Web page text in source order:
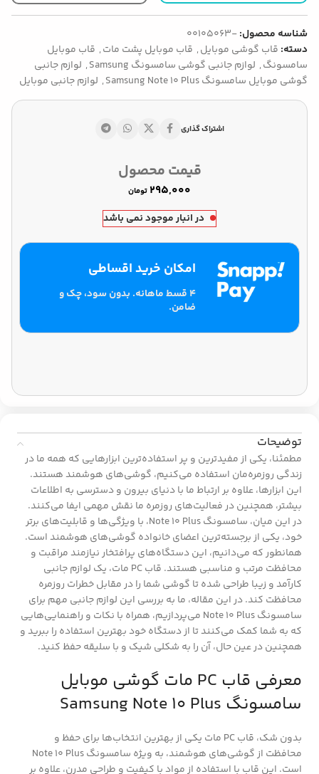
شناسه محصول:-00105063
دسته: قاب گوشی موبایل, قاب موبایل پشت مات, قاب موبایل
سامسونگ, لوازم جانبی گوشی سامسونگ Samsung , لوازم جانبی
گوشی موبایل سامسونگ Samsung Note 10 Plus
, لوازم جانبی موبایل
اشتراک گذاری
قیمت محصول
تومان
در انبار موجود نمی باشد
امکان خرید اقساطی
۴ قسط ماهانه. بدون سود، چک و
ضامن.
توضیحات
مطمئنا، یکی از مفیدترین و پر استفاده‌ترین ابزارهایی که همه ما در
زندگی روزمره‌مان استفاده می‌کنیم، گوشی‌های هوشمند هستند.
این ابزارها، علاوه بر ارتباط ما با دنیای بیرون و دسترسی به اطلاعات
بیشتر، همچنین در فعالیت‌های روزمره ما نقش مهمی ایفا می‌کنند.
در این میان، سامسونگ Note 10 Plus، با ویژگی‌ها و قابلیت‌های برتر
خود، یکی از برجسته‌ترین اعضای خانواده گوشی‌های هوشمند است.
همانطور که می‌دانیم، این دستگاه‌های پرافتخار نیازمند مراقبت و
محافظت مرتب و مناسبی هستند. قاب PC مات، یک لوازم جانبی
کارآمد و زیبا طراحی شده تا گوشی شما را در مقابل خطرات روزمره
محافظت کند. در این مقاله، ما به بررسی این لوازم جانبی مهم برای
سامسونگ Note 10 Plus می‌پردازیم، همراه با نکات و راهنمایی‌هایی
که به شما کمک می‌کنند تا از دستگاه خود بهترین استفاده را ببرید و
همچنین در عین حال، آن را به شکلی شیک و با سلیقه حفظ کنید.
معرفی قاب PC مات گوشی موبایل
سامسونگ Samsung Note 10 Plus
بدون شک، قاب PC مات یکی از بهترین انتخاب‌ها برای حفظ و
محافظت از گوشی‌های هوشمند، به ویژه سامسونگ Note 10 Plus
است. این قاب با استفاده از مواد با کیفیت و طراحی مدرن، علاوه بر